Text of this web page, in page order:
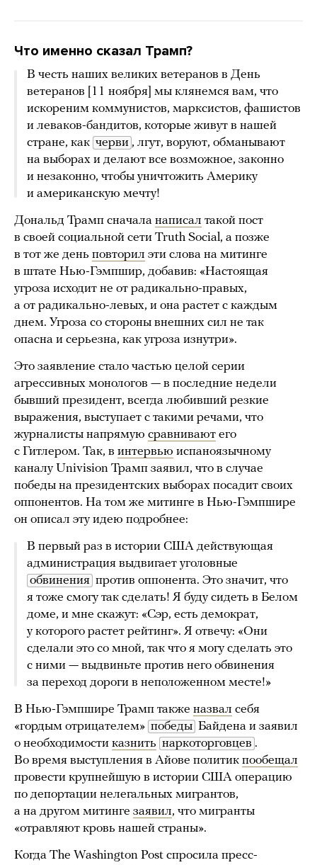
Что именно сказал Трамп?
В честь наших великих ветеранов в День
ветеранов [11 ноября] мы клянемся вам, что
искореним коммунистов, марксистов, фашистов
и леваков-бандитов, которые живут в нашей
стране, как черви , лгут, воруют, обманывают
на выборах и делают все возможное, законно
и незаконно, чтобы уничтожить Америку
и американскую мечту!
Дональд Трамп сначала написал такой пост
в своей социальной сети Truth Social, а позже
в тот же день повторил эти слова на митинге
в штате Нью-Гэмпшир, добавив: «Настоящая
угроза исходит не от радикально-правых,
а от радикально-левых, и она растет с каждым
днем. Угроза со стороны внешних сил не так
опасна и серьезна, как угроза изнутри».
Это заявление стало частью целой серии
агрессивных монологов — в последние недели
бывший президент, всегда любивший резкие
выражения, выступает с такими речами, что
журналисты напрямую сравнивают его
с Гитлером. Так, в интервью испаноязычному
каналу Univision Трамп заявил, что в случае
победы на президентских выборах посадит своих
оппонентов. На том же митинге в Нью-Гэмпшире
он описал эту идею подробнее:
В первый раз в истории США действующая
администрация выдвигает уголовные
обвинения против оппонента. Это значит, что
я тоже смогу так сделать! Я буду сидеть в Белом
доме, и мне скажут: «Сэр, есть демократ,
у которого растет рейтинг». Я отвечу: «Они
сделали это со мной, так что я могу сделать это
с ними — выдвиньте против него обвинения
за переход дороги в неположенном месте!»
В Нью-Гэмпшире Трамп также назвал себя
«гордым отрицателем» победы Байдена и заявил
о необходимости казнить наркоторговцев .
Во время выступления в Айове политик пообещал
провести крупнейшую в истории США операцию
по депортации нелегальных мигрантов,
а на другом митинге заявил, что мигранты
«отравляют кровь нашей страны».
Когда The Washington Post спросила пресс-